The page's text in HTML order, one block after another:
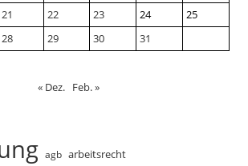
21 22 23 24
25
28 29 30 31
« Dez. Feb. »
agb arbeitsrecht